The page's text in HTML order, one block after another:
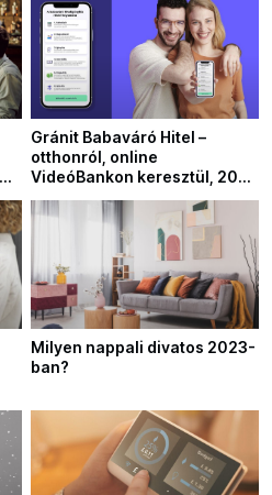
Gránit Babaváró Hitel –
otthonról, online
VideóBankon keresztül, 200
ezer forint ajándékkal
Milyen nappali divatos 2023-
ban?